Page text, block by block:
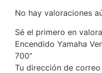
No hay valoraciones
Sé el primero en
Encendido Yamaha
700”
Tu dirección de